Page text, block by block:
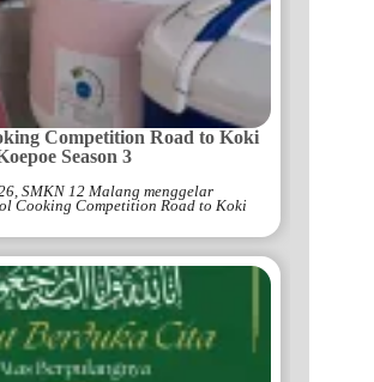
Competition Road to Koki
Season 3
SMKN 12 Malang menggelar
Cooking Competition Road to Koki